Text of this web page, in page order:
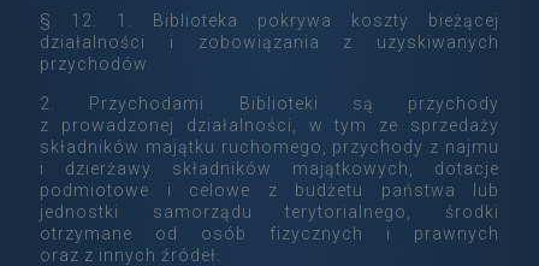
§ 12. 1. Biblioteka pokrywa koszty bieżącej
działalności i zobowiązania z uzyskiwanych
przychodów.
2. Przychodami Biblioteki są przychody
z prowadzonej działalności, w tym ze sprzedaży
składników majątku ruchomego, przychody z najmu
i dzierżawy składników majątkowych, dotacje
podmiotowe i celowe z budżetu państwa lub
jednostki samorządu terytorialnego, środki
otrzymane od osób fizycznych i prawnych
oraz z innych źródeł.